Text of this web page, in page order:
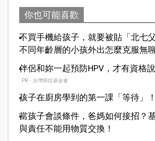
你也可能喜歡
不買手機給孩子，就要被貼「北七
不同年齡層的小孩外出怎麼克服無
伴侶和妳一起預防HPV，才有資格
PR・台灣癌症基金會
孩子在廚房學到的第一課「等待」！
當孩子會談條件，爸媽如何接招？
與責任不能用物質交換！